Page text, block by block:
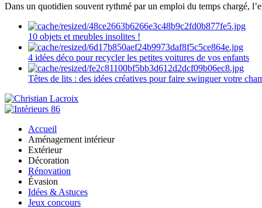
Dans un quotidien souvent rythmé par un emploi du temps chargé,
10 objets et meubles insolites !
4 idées déco pour recycler les petites voitures de vos enfants
Têtes de lits : des idées créatives pour faire swinguer votre
Accueil
Aménagement intérieur
Extérieur
Décoration
Rénovation
Évasion
Idées & Astuces
Jeux concours